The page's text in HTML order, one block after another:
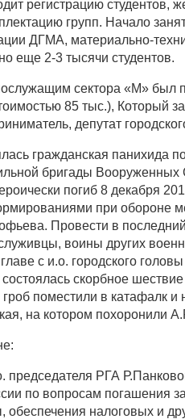
регистрацию студентов,
групп. Начало
ДГМА, материально-
еще 2-3 тысячи студентов.
сектора «М» был
85 тыс.), Который
депутат
гражданская панихида
бригады Вооруженных
погиб 8 декабря
при обороне
Провести в
воины других
с и.о. городского
скорбное шествие
поместили в катафалк и
на котором похоронили
председателя РГА
по вопросам погашения
обеспечения налоговых и